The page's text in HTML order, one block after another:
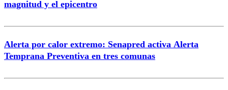
magnitud y el epicentro
Alerta por calor extremo: Senapred activa Alerta
Temprana Preventiva en tres comunas